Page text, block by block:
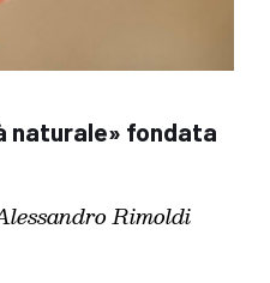
naturale» fondata
Rimoldi